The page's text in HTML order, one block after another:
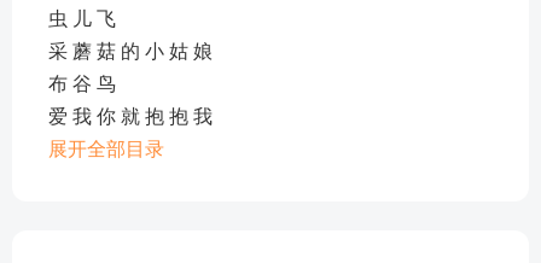
虫 儿 飞
采 蘑 菇 的 小 姑 娘
布 谷 鸟
爱 我 你 就 抱 抱 我
我 的 好 妈 妈
展开全部目录